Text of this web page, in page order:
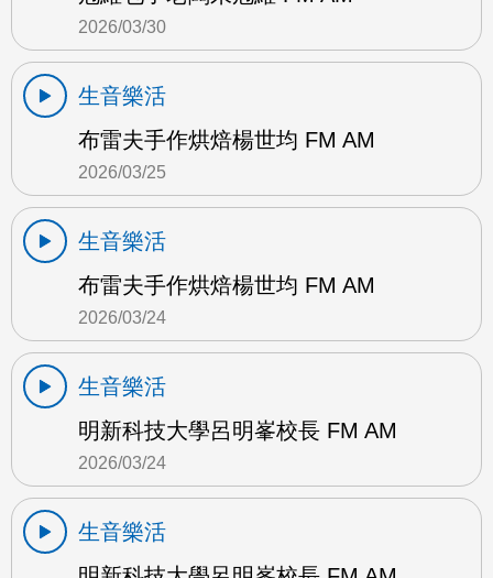
2026/03/30
生音樂活
布雷夫手作烘焙楊世均 FM AM
2026/03/25
生音樂活
布雷夫手作烘焙楊世均 FM AM
2026/03/24
生音樂活
明新科技大學呂明峯校長 FM AM
2026/03/24
生音樂活